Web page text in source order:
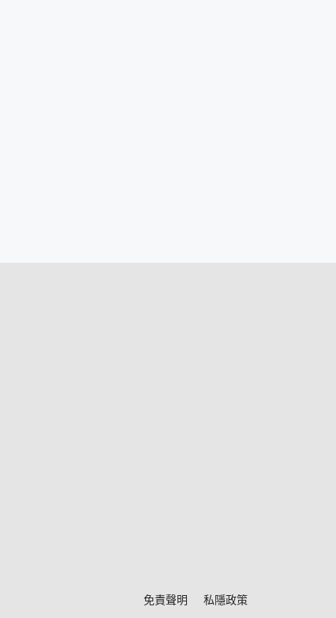
免責聲明 私隱政策